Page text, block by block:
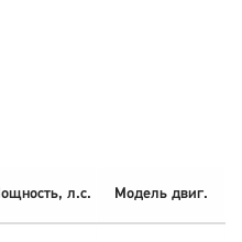
л.с. Модель двиг.